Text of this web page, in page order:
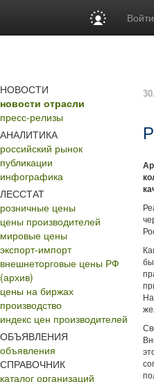
Войти
НОВОСТИ
новости отрасли
пресс-релизы
АНАЛИТИКА
российский рынок
публикации
инфографика
ЛЕССТАТ
розничные цены
цены производителей
мировые цены
экспорт-импорт
внешнеторговые цены РФ
(архив)
цены на биржах
производство
индекс цен производителей
ОБЪЯВЛЕНИЯ
объявления
СПРАВОЧНИК
каталог организаций